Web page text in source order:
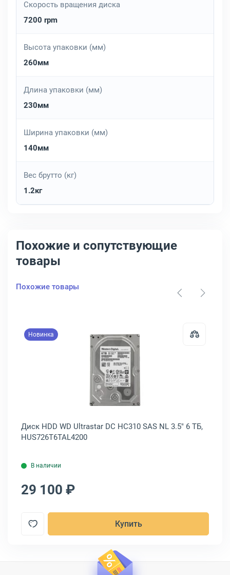
Скорость вращения диска
7200 rpm
Высота упаковки (мм)
260мм
Длина упаковки (мм)
230мм
Ширина упаковки (мм)
140мм
Вес брутто (кг)
1.2кг
Похожие и сопутствующие
товары
Похожие товары
ThinkSystem SAS 2.5" 1.8 ТБ, 7XB7A00028
Новинка
Открыть товар: Диск HDD WD
Диск HDD WD Ultrastar DC HC310 SAS NL 3.5" 6 ТБ,
HUS726T6TAL4200
В наличии
29 100 ₽
Купить